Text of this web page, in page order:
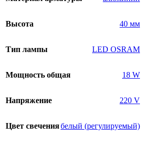
Высота 40 мм
Тип лампы LED OSRAM
Мощность общая 18 W
Напряжение 220 V
Цвет свечениябелый (регулируемый)